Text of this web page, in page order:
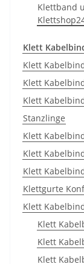
Klettband
Klett
Klett
Klett
Klett
Stanzlinge
Klett
Klett
Klett
Klettgurte
Klett
Klett
Klett
Klett